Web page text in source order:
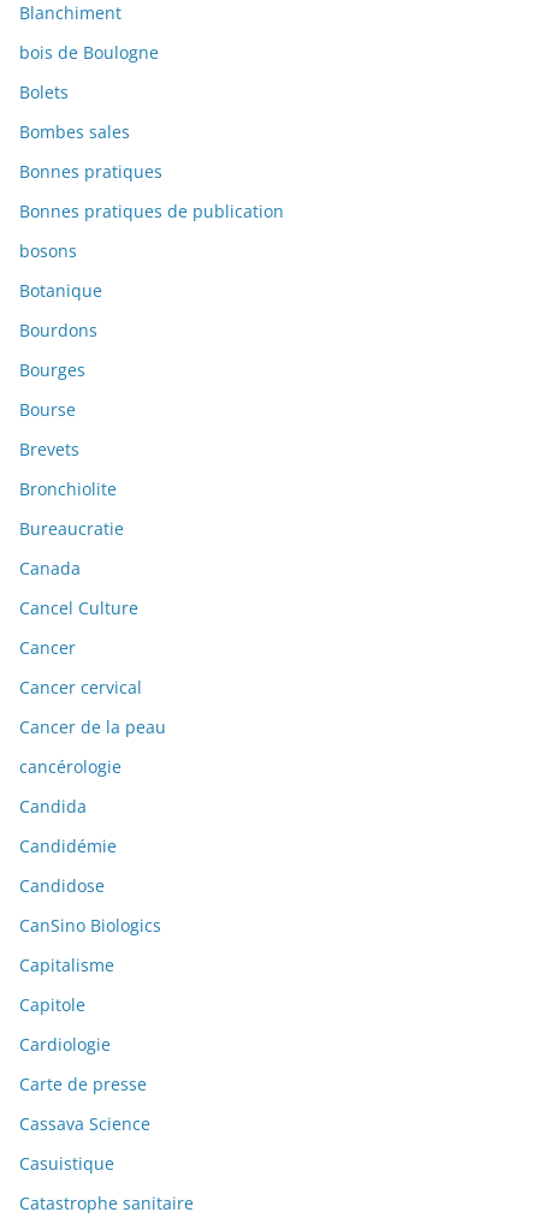
Blanchiment
bois de Boulogne
Bolets
Bombes sales
Bonnes pratiques
Bonnes pratiques de publication
bosons
Botanique
Bourdons
Bourges
Bourse
Brevets
Bronchiolite
Bureaucratie
Canada
Cancel Culture
Cancer
Cancer cervical
Cancer de la peau
cancérologie
Candida
Candidémie
Candidose
CanSino Biologics
Capitalisme
Capitole
Cardiologie
Carte de presse
Cassava Science
Casuistique
Catastrophe sanitaire